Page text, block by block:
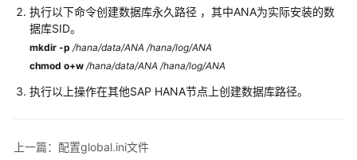
性
树
SAP
署
执行以下命令创建数据库永久路径 ，其中ANA为实际安装的数
据库SID。
mkdir -p /hana/data/ANA /hana/log/ANA
chmod o+w /hana/data/ANA /hana/log/ANA
执行以上操作在其他SAP HANA节点上创建数据库路径。
上一篇：配置global.ini文件